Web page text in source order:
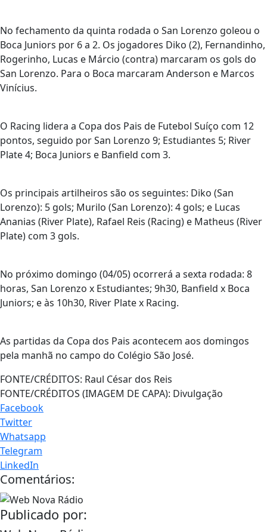
No fechamento da quinta rodada o San Lorenzo goleou o
Boca Juniors por 6 a 2. Os jogadores Diko (2), Fernandinho,
Rogerinho, Lucas e Márcio (contra) marcaram os gols do
San Lorenzo. Para o Boca marcaram Anderson e Marcos
Vinícius.
O Racing lidera a Copa dos Pais de Futebol Suíço com 12
pontos, seguido por San Lorenzo 9; Estudiantes 5; River
Plate 4; Boca Juniors e Banfield com 3.
Os principais artilheiros são os seguintes: Diko (San
Lorenzo): 5 gols; Murilo (San Lorenzo): 4 gols; e Lucas
Ananias (River Plate), Rafael Reis (Racing) e Matheus (River
Plate) com 3 gols.
No próximo domingo (04/05) ocorrerá a sexta rodada: 8
horas, San Lorenzo x Estudiantes; 9h30, Banfield x Boca
Juniors; e às 10h30, River Plate x Racing.
As partidas da Copa dos Pais acontecem aos domingos
pela manhã no campo do Colégio São José.
FONTE/CRÉDITOS: Raul César dos Reis
FONTE/CRÉDITOS (IMAGEM DE CAPA): Divulgação
Facebook
Twitter
Whatsapp
Telegram
LinkedIn
Comentários:
Publicado por: